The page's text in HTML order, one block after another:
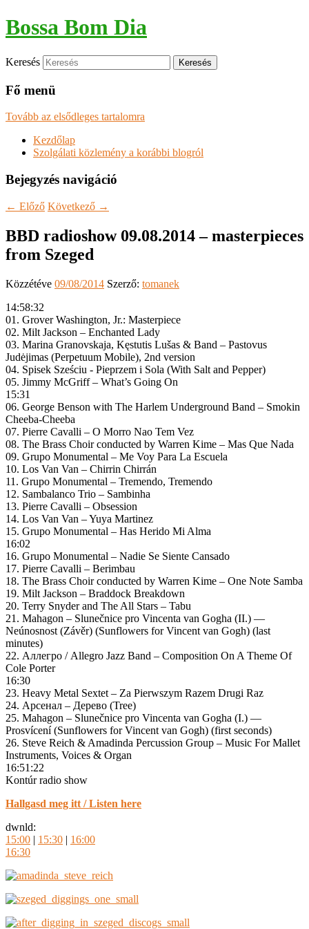
Bossa Bom Dia
Keresés
Fő menü
Tovább az elsődleges tartalomra
Kezdőlap
Szolgálati közlemény a korábbi blogról
Bejegyzés navigáció
← Előző Következő →
BBD radioshow 09.08.2014 – masterpieces
from Szeged
Közzétéve 09/08/2014 Szerző: tomanek
14:58:32
01. Grover Washington, Jr.: Masterpiece
02. Milt Jackson – Enchanted Lady
03. Marina Granovskaja, Kęstutis Lušas & Band – Pastovus
Judėjimas (Perpetuum Mobile), 2nd version
04. Spisek Sześciu ‎- Pieprzem i Sola (With Salt and Pepper)
05. Jimmy McGriff – What’s Going On
15:31
06. George Benson with The Harlem Underground Band – Smokin
Cheeba-Cheeba
07. Pierre Cavalli – O Morro Nao Tem Vez
08. The Brass Choir conducted by Warren Kime – Mas Que Nada
09. Grupo Monumental – Me Voy Para La Escuela
10. Los Van Van – Chirrin Chirrán
11. Grupo Monumental – Tremendo, Tremendo
12. Sambalanco Trio – Sambinha
13. Pierre Cavalli – Obsession
14. Los Van Van – Yuya Martinez
15. Grupo Monumental – Has Herido Mi Alma
16:02
16. Grupo Monumental – Nadie Se Siente Cansado
17. Pierre Cavalli – Berimbau
18. The Brass Choir conducted by Warren Kime – One Note Samba
19. Milt Jackson – Braddock Breakdown
20. Terry Snyder and The All Stars – Tabu
21. Mahagon – Slunečnice pro Vincenta van Gogha (II.) —
Neúnosnost (Závěr) (Sunflowers for Vincent van Gogh) (last
minutes)
22. Аллегро / Allegro Jazz Band – Composition On A Theme Of
Cole Porter
16:30
23. Heavy Metal Sextet – Za Pierwszym Razem Drugi Raz
24. Арсенал – Дерево (Tree)
25. Mahagon – Slunečnice pro Vincenta van Gogha (I.) —
Prosvícení (Sunflowers for Vincent van Gogh) (first seconds)
26. Steve Reich & Amadinda Percussion Group ‎– Music For Mallet
Instruments, Voices & Organ
16:51:22
Kontúr radio show
Hallgasd meg itt / Listen here
dwnld:
15:00 | 15:30 | 16:00
16:30